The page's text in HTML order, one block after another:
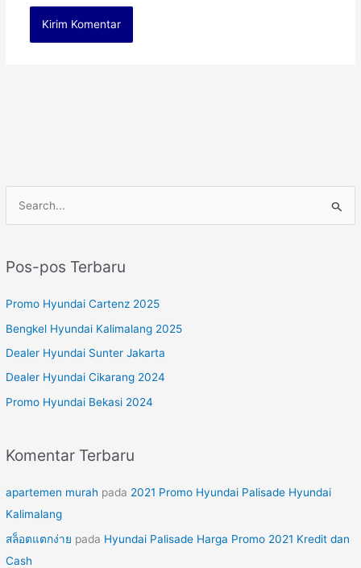
i
u
k
:
Pos-pos Terbaru
Promo Hyundai Cartenz 2025
Bengkel Hyundai Kalimalang 2025
Dealer Hyundai Sunter Jakarta
Dealer Hyundai Cikarang 2024
Promo Hyundai Bekasi 2024
Komentar Terbaru
apartemen murah pada 2021 Promo Hyundai Palisade Hyundai
Kalimalang
สล็อตแตกง่าย pada Hyundai Palisade Harga Promo 2021 Kredit dan
Cash